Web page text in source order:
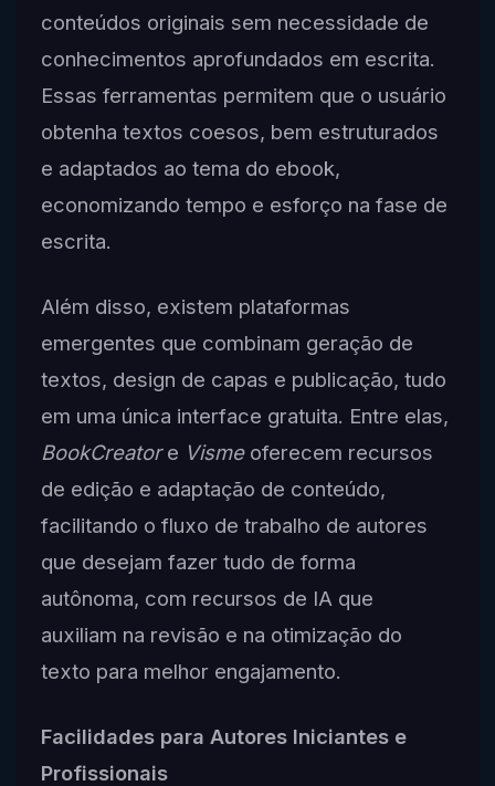
conteúdos originais sem necessidade de
conhecimentos aprofundados em escrita.
Essas ferramentas permitem que o usuário
obtenha textos coesos, bem estruturados
e adaptados ao tema do ebook,
economizando tempo e esforço na fase de
escrita.
Além disso, existem plataformas
emergentes que combinam geração de
textos, design de capas e publicação, tudo
em uma única interface gratuita. Entre elas,
BookCreatore Vismeoferecem recursos
de edição e adaptação de conteúdo,
facilitando o fluxo de trabalho de autores
que desejam fazer tudo de forma
autônoma, com recursos de IA que
auxiliam na revisão e na otimização do
texto para melhor engajamento.
Facilidades para Autores Iniciantes e
Profissionais